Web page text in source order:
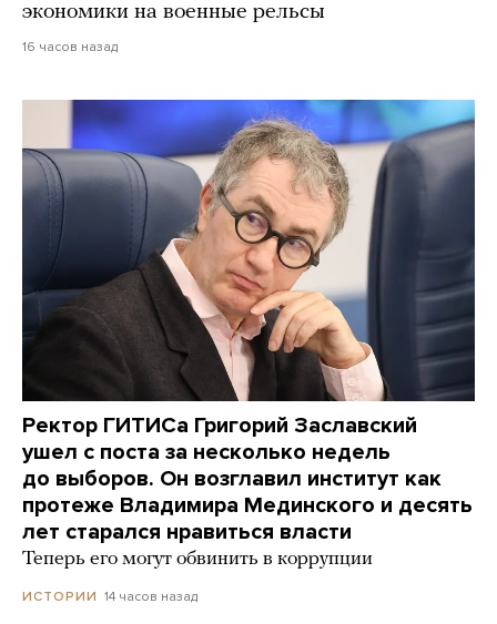
экономики на военные рельсы
16 часов назад
Ректор ГИТИСа Григорий Заславский
ушел с поста за несколько недель
до выборов. Он возглавил институт как
протеже Владимира Мединского и десять
лет старался нравиться власти
Теперь его могут обвинить в коррупции
ИСТОРИИ 14 часов назад